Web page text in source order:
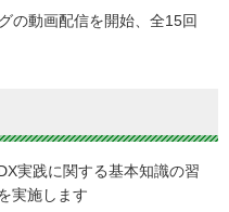
の動画配信を開始、全15回
実践に関する基本知識の習
実施します